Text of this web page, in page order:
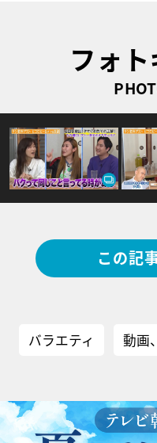
フォ
この記
バラエティ 動画